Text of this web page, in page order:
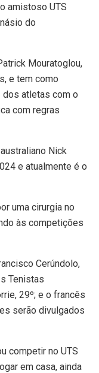
amistoso UTS
do
Mouratoglou,
e tem como
dos atletas com o
com regras
Nick
e atualmente é o
uma cirurgia no
às competições
Cerúndolo,
Tenistas
29º; e o francês
serão divulgados
competir no UTS
em casa, ainda